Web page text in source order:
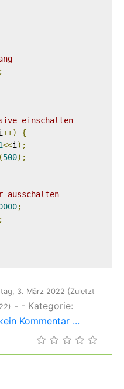
;
einschalten
++)
{
<<i );
(500);
;
3. März 2022 (Zuletzt
- - Kategorie:
Kommentar ...